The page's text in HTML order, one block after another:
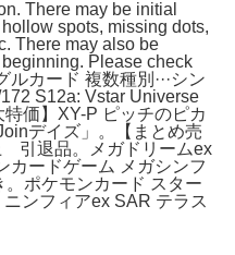
There may be initial
spots, missing dots,
There may also be
Please check
ルカード 複数種別···シン
S12a: Vstar Universe
価】XY-P ピッチのピカ
デイズ」。【まとめ売
引退品。メガドリームex
カードゲーム メガシンフ
ポケモンカード スター
ンフィアex SAR テラス